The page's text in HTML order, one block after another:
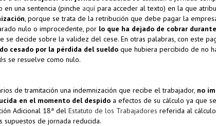
una sentencia (pinche aquí para acceder al texto) en la que
, porque se trata de la retribución que debe pagar la
nulo o improcedente, por lo que ha dejado de cobrar
se decide sobre la validez del cese. En otras palabras, con este
cesado por la pérdida del sueldo que hubiera percibido de no
se resuelve como nulo.
de tramitación una indemnización que recibe el trabajador, no
en el momento del despido a efectos de su cálculo ya que
Adicional 18ª del Estatuto de los Trabajadores referida al
supuestos de jornada reducida.